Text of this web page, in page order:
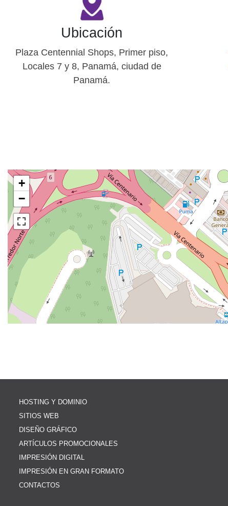
Ubicación
Plaza Centennial Shops, Primer piso,
Locales 7 y 8, Panamá, ciudad de
Panamá.
+
−
HOSTING Y DOMINIO
SITIOS WEB
DISEÑO GRÁFICO
ARTÍCULOS PROMOCIONALES
IMPRESIÓN DIGITAL
IMPRESIÓN EN GRAN FORMATO
CONTACTOS